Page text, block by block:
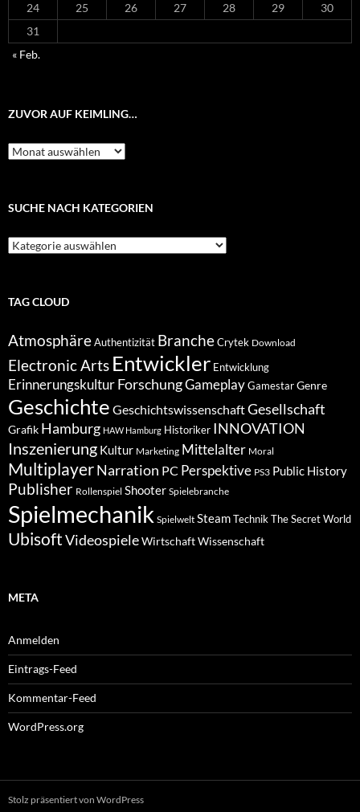
24
25 26 27 28 29
30
31
« Feb.
ZUVOR AUF KEIMLING…
Zuvor
auf
SUCHE NACH KATEGORIEN
Suche
nach
TAG CLOUD
Atmosphäre Authentizität Branche Crytek Download
Electronic Arts Entwickler Entwicklung
Erinnerungskultur ForschungGameplay Gamestar Genre
Geschichte GeschichtswissenschaftGesellschaft
Grafik Hamburg HAW Hamburg Historiker INNOVATION
Inszenierung Kultur Marketing Mittelalter Moral
MultiplayerNarration PC Perspektive PS3 Public History
Publisher Rollenspiel Shooter Spielebranche
Spielmechanik Spielwelt Steam Technik The Secret World
UbisoftVideospieleWirtschaftWissenschaft
META
Anmelden
Eintrags-Feed
Kommentar-Feed
WordPress.org
Stolz präsentiert von WordPress